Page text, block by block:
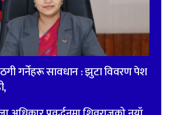
गर्नेहरू सावधान : झुटा विवरण पेश